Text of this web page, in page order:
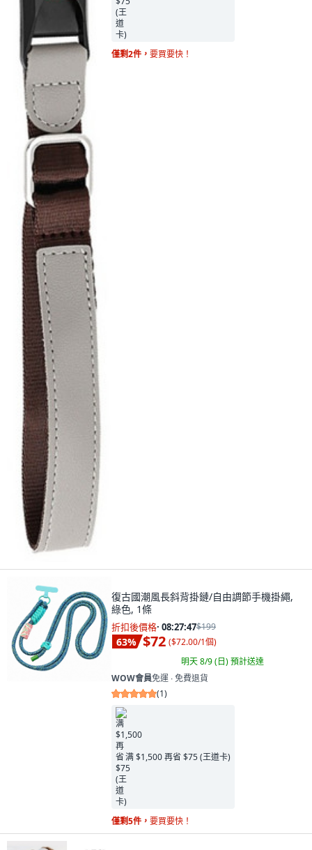
僅剩2件， 要買要快！
復古國潮風長斜背掛鏈/自由調節手機掛繩,
綠色, 1條
折扣後價格· 08:27:46$199
63% $72 ($72.00/1個)
明天 8/9 (日)預計送達
WOW會員免運 ∙ 免費退貨
(1)
满 $1,500 再省 $75 (王道卡)
僅剩5件， 要買要快！